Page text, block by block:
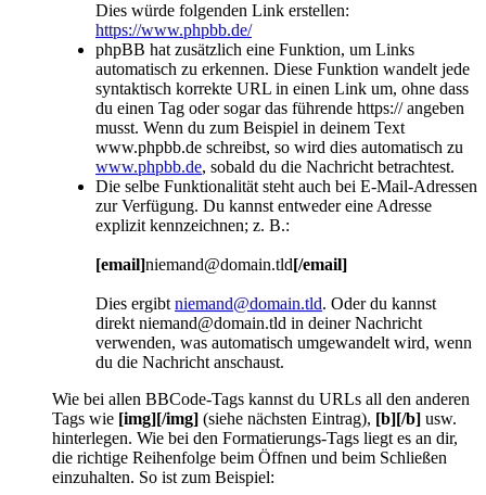
Dies würde folgenden Link erstellen:
https://www.phpbb.de/
phpBB hat zusätzlich eine Funktion, um Links
automatisch zu erkennen. Diese Funktion wandelt jede
syntaktisch korrekte URL in einen Link um, ohne dass
du einen Tag oder sogar das führende https:// angeben
musst. Wenn du zum Beispiel in deinem Text
www.phpbb.de schreibst, so wird dies automatisch zu
www.phpbb.de, sobald du die Nachricht betrachtest.
Die selbe Funktionalität steht auch bei E-Mail-Adressen
zur Verfügung. Du kannst entweder eine Adresse
explizit kennzeichnen; z. B.:
[email]niemand@domain.tld[/email]
Dies ergibt niemand@domain.tld. Oder du kannst
direkt niemand@domain.tld in deiner Nachricht
verwenden, was automatisch umgewandelt wird, wenn
du die Nachricht anschaust.
Wie bei allen BBCode-Tags kannst du URLs all den anderen
Tags wie [img][/img] (siehe nächsten Eintrag), [b][/b] usw.
hinterlegen. Wie bei den Formatierungs-Tags liegt es an dir,
die richtige Reihenfolge beim Öffnen und beim Schließen
einzuhalten. So ist zum Beispiel: